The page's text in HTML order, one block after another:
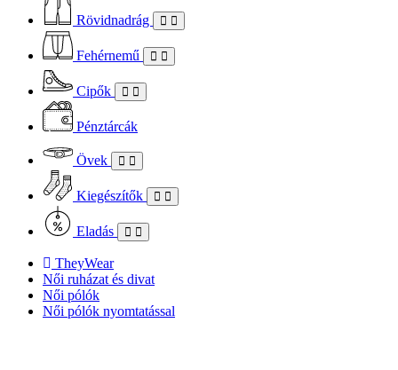
Rövidnadrág
Fehérnemű
Cipők
Pénztárcák
Övek
Kiegészítők
Eladás
TheyWear
Női ruházat és divat
Női pólók
Női pólók nyomtatással